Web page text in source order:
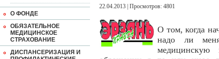
О ФОНДЕ
ОБЯЗАТЕЛЬНОЕ
МЕДИЦИНСКОЕ
СТРАХОВАНИЕ
ДИСПАНСЕРИЗАЦИЯ И
22.04.2013 | Просмотров: 4801
О том, когда
надо ли